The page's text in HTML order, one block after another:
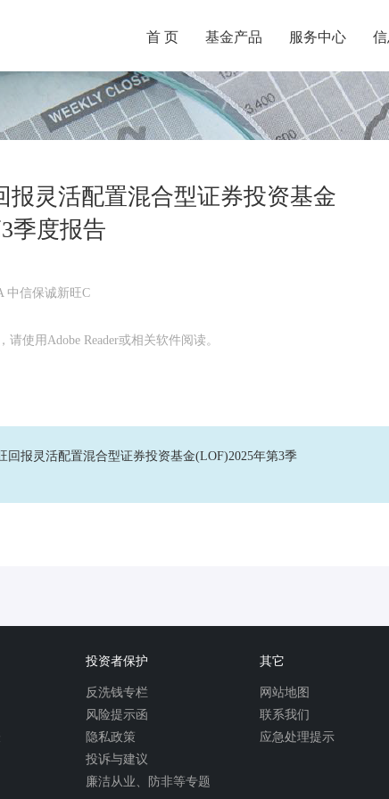
首 页 基金产品 服务中心
报灵活配置混合型证券投资基金
季度报告
中信保诚新旺C
请使用Adobe Reader或相关软件阅读。
回报灵活配置混合型证券投资基金(LOF)2025年第3季
投资者保护
反洗钱专栏
风险提示函
隐私政策
投诉与建议
廉洁从业、防非等专题
其它
网站地图
联系我们
应急处理提示